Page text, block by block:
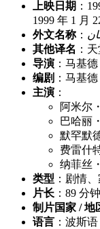
上映日期 ：
1999 年 1 月
外文名称：
其他译名 ：
导演 ：马基
编剧 ：马基
主演 ：
阿米尔
巴哈丽
默罕默
费雷什
纳菲丝
类型 ：剧情
片长 ：89 分钟
制片国家 / 地
语言 ：波斯语